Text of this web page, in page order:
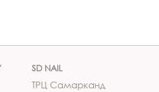
SD NAIL
ТРЦ Самарканд